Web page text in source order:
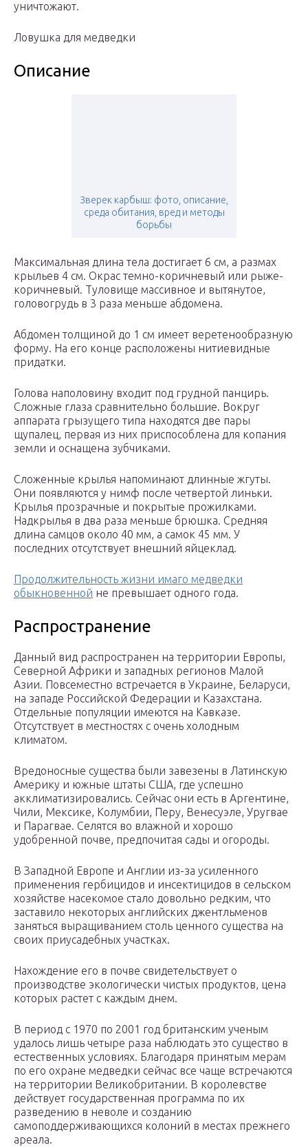
уничтожают.
Ловушка для медведки
Описание
Зверек карбыш: фото, описание,
среда обитания, вред и методы
борьбы
Максимальная длина тела достигает 6 см, а размах
крыльев 4 см. Окрас темно-коричневый или рыже-
коричневый. Туловище массивное и вытянутое,
головогрудь в 3 раза меньше абдомена.
Абдомен толщиной до 1 см имеет веретенообразную
форму. На его конце расположены нитиевидные
придатки.
Голова наполовину входит под грудной панцирь.
Сложные глаза сравнительно большие. Вокруг
аппарата грызущего типа находятся две пары
щупалец, первая из них приспособлена для копания
земли и оснащена зубчиками.
Сложенные крылья напоминают длинные жгуты.
Они появляются у нимф после четвертой линьки.
Крылья прозрачные и покрытые прожилками.
Надкрылья в два раза меньше брюшка. Средняя
длина самцов около 40 мм, а самок 45 мм. У
последних отсутствует внешний яйцеклад.
Продолжительность жизни имаго медведки
обыкновенной не превышает одного года.
Распространение
Данный вид распространен на территории Европы,
Северной Африки и западных регионов Малой
Азии. Повсеместно встречается в Украине, Беларуси,
на западе Российской Федерации и Казахстана.
Отдельные популяции имеются на Кавказе.
Отсутствует в местностях с очень холодным
климатом.
Вредоносные существа были завезены в Латинскую
Америку и южные штаты США, где успешно
акклиматизировались. Сейчас они есть в Аргентине,
Чили, Мексике, Колумбии, Перу, Венесуэле, Уругвае
и Парагвае. Селятся во влажной и хорошо
удобренной почве, предпочитая сады и огороды.
В Западной Европе и Англии из-за усиленного
применения гербицидов и инсектицидов в сельском
хозяйстве насекомое стало довольно редким, что
заставило некоторых английских джентльменов
заняться выращиванием столь ценного существа на
своих приусадебных участках.
Нахождение его в почве свидетельствует о
производстве экологически чистых продуктов, цена
которых растет с каждым днем.
В период с 1970 по 2001 год британским ученым
удалось лишь четыре раза наблюдать это существо в
естественных условиях. Благодаря принятым мерам
по его охране медведки сейчас все чаще встречаются
на территории Великобритании. В королевстве
действует государственная программа по их
разведению в неволе и созданию
самоподдерживающихся колоний в местах прежнего
ареала.